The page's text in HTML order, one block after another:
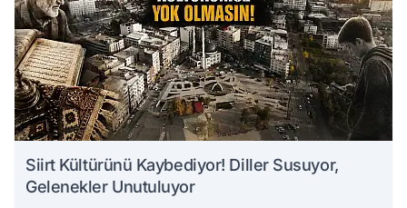
Siirt Kültürünü Kaybediyor! Diller Susuyor,
Gelenekler Unutuluyor